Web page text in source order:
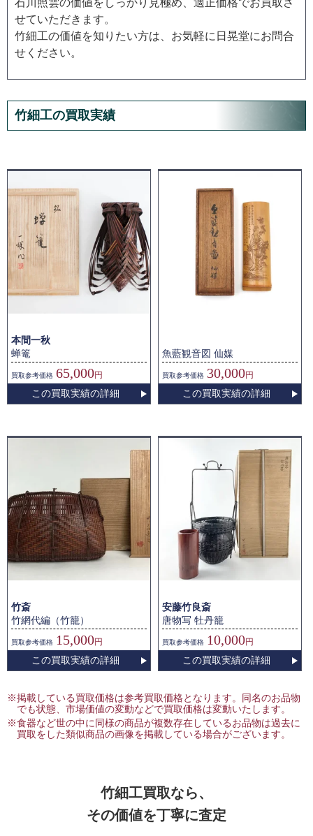
石川照雲の価値をしっかり見極め、適正価格でお買取さ
せていただきます。
竹細工の価値を知りたい方は、お気軽に日晃堂にお問合
せください。
竹細工の買取実績
本間一秋
蝉篭
買取参考価格 65,000円
この買取実績の詳細
魚藍観音図 仙媒
買取参考価格 30,000円
この買取実績の詳細
竹斎
竹網代編（竹籠）
買取参考価格 15,000円
この買取実績の詳細
安藤竹良斎
唐物写 牡丹籠
買取参考価格 10,000円
この買取実績の詳細
※掲載している買取価格は参考買取価格となります。同名のお品物
でも状態、市場価値の変動などで買取価格は変動いたします。
※食器など世の中に同様の商品が複数存在しているお品物は過去に
買取をした類似商品の画像を掲載している場合がございます。
竹細工買取なら、
その価値を丁寧に査定